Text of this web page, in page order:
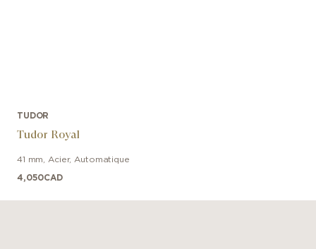
TUDOR
Tudor Royal
41 mm Acier, Automatique
4,050CAD